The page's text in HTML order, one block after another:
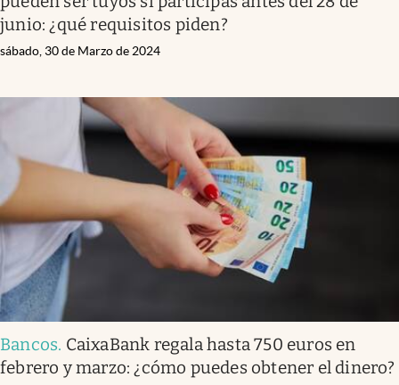
junio: ¿qué requisitos piden?
sábado, 30 de Marzo de 2024
Bancos. CaixaBank regala hasta 750 euros en
febrero y marzo: ¿cómo puedes obtener el dinero?